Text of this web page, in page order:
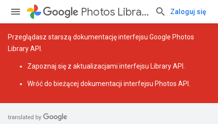
Photos Library API (Legacy documentation) Zaloguj się
Przeglądasz starszą dokumentację interfejsu Google Photos
Library API.
Zapoznaj się z aktualizacjami interfejsu Library API
Wróć do bieżącej dokumentacji interfejsu Photos API